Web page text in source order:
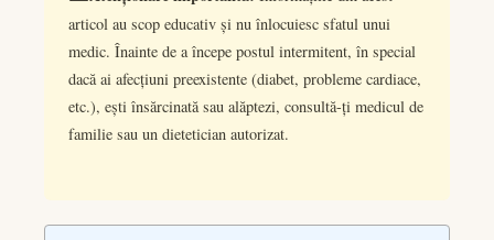
articol au scop educativ și nu înlocuiesc sfatul unui
medic. Înainte de a începe postul intermitent, în special
dacă ai afecțiuni preexistente (diabet, probleme cardiace,
etc.), ești însărcinată sau alăptezi, consultă-ți medicul de
familie sau un dietetician autorizat.